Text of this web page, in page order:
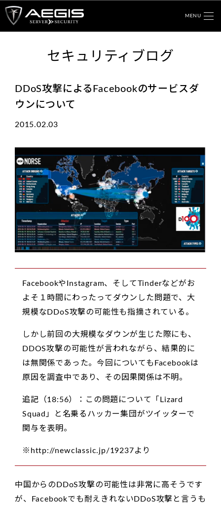
MENU
セキュリティブログ
DDoS攻撃によるFacebookのサービスダ
ウンについて
2015.02.03
FacebookやInstagram、そしてTinderなどがお
よそ１時間にわったってダウンした問題で、大
規模なDDoS攻撃の可能性も指摘されている。
しかし前回の大規模なダウンが生じた際にも、
DDOS攻撃の可能性が言われながら、結果的に
は無関係であった。今回についてもFacebookは
原因を調査中であり、その因果関係は不明。
追記（18:56）：この問題について「Lizard
Squad」と名乗るハッカー集団がツイッターで
関与を表明。
※http://newclassic.jp/19237より
中国からのDDoS攻撃の可能性は非常に高そうです
が、Facebookでも耐えきれないDDoS攻撃と言うも